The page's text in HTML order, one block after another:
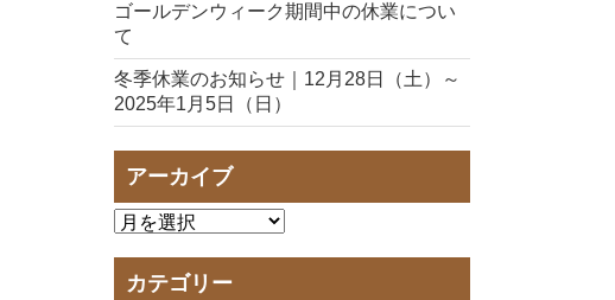
ゴールデンウィーク期間中の休業につい
て
冬季休業のお知らせ｜12月28日（土）～
2025年1月5日（日）
アーカイブ
カテゴリー